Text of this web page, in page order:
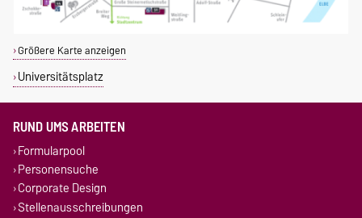
Größere Karte anzeigen
Universitätsplatz
RUND UMS ARBEITEN
Formularpool
Personensuche
Corporate Design
Stellenausschreibungen